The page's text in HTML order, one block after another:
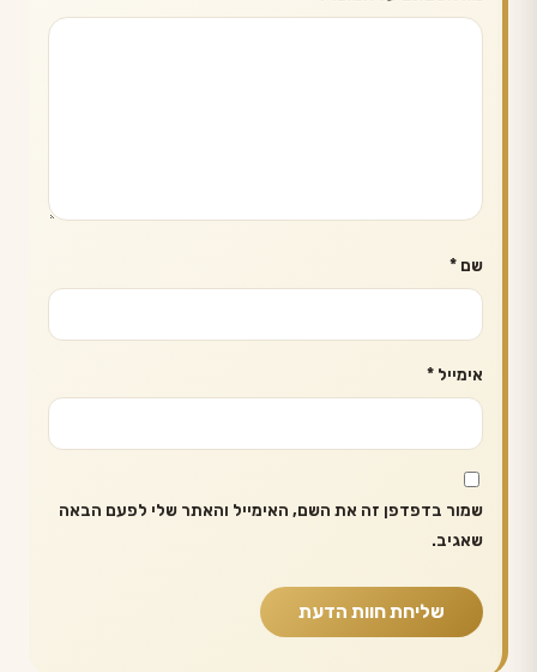
שם *
אימייל *
שמור בדפדפן זה את השם, האימייל והאתר שלי לפעם הבאה
שאגיב.